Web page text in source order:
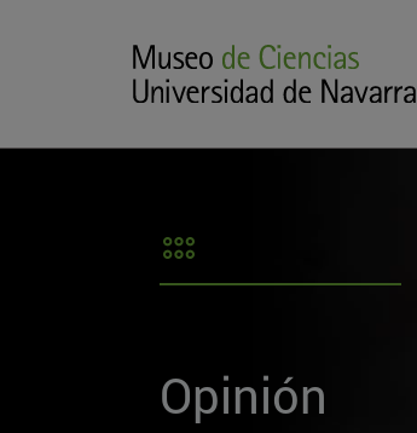
Opinión